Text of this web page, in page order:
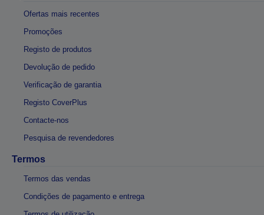
Ofertas mais recentes
Promoções
Registo de produtos
Devolução de pedido
Verificação de garantia
Registo CoverPlus
Contacte-nos
Pesquisa de revendedores
Termos
Termos das vendas
Condições de pagamento e entrega